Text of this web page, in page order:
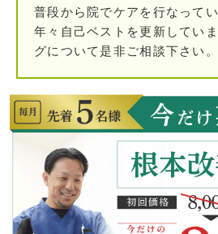
普段から院でケアを行なってい
年々自己ベストを更新してい
グについて是非ご相談下さい。